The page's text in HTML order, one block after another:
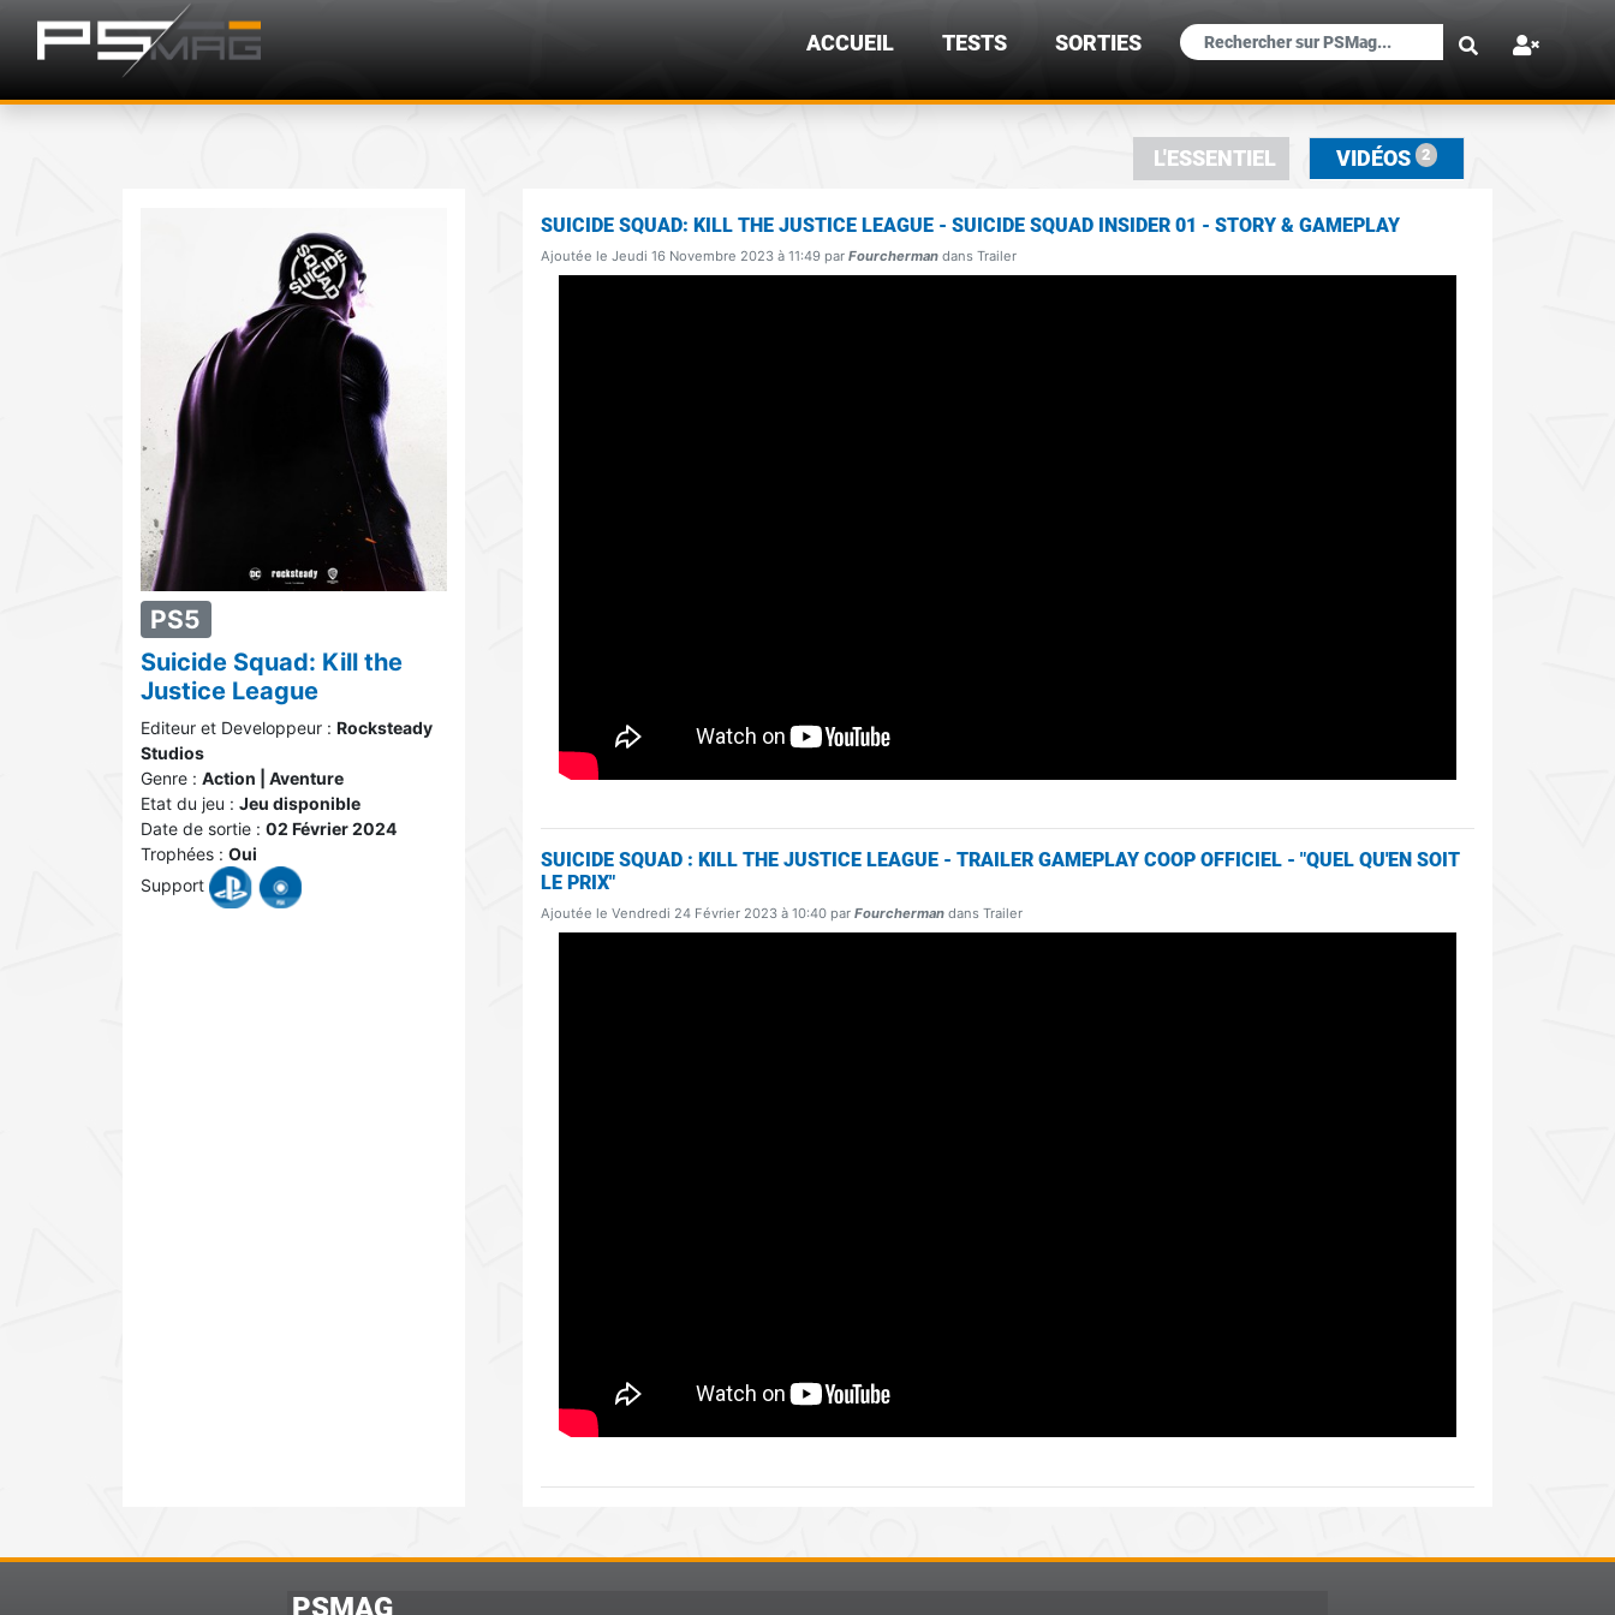
×
ACCUEIL TESTS SORTIES
L'ESSENTIEL VIDÉOS 2
PS5
Suicide Squad: Kill the
Justice League
Editeur et Developpeur : Rocksteady
Studios
Genre : Action | Aventure
Etat du jeu : Jeu disponible
Date de sortie : 02 Février 2024
Trophées : Oui
Support
SUICIDE SQUAD: KILL THE JUSTICE LEAGUE - SUICIDE SQUAD INSIDER 01 - STORY & GAMEPLAY
Ajoutée le Jeudi 16 Novembre 2023 à 11:49 parFourchermandans Trailer
SUICIDE SQUAD : KILL THE JUSTICE LEAGUE - TRAILER GAMEPLAY COOP OFFICIEL - "QUEL QU'EN SOIT
LE PRIX"
Ajoutée le Vendredi 24 Février 2023 à 10:40 parFourchermandans Trailer
PSMAG